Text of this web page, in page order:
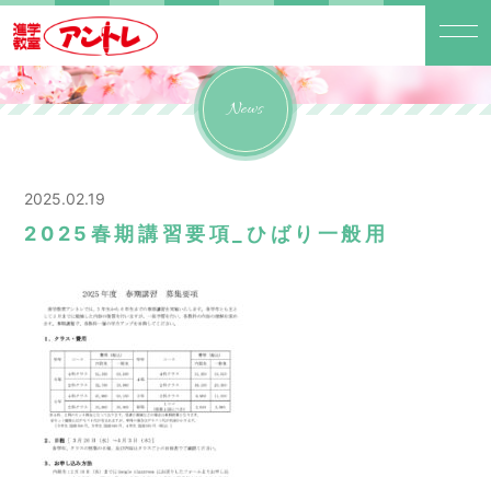
News
2025.02.19
2025春期講習要項_ひばり一般用